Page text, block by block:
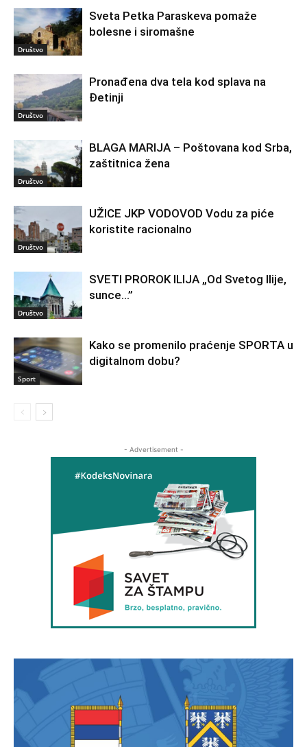
Društvo
Sveta Petka Paraskeva pomaže
bolesne i siromašne
Društvo
Pronađena dva tela kod splava na
Đetinji
Društvo
BLAGA MARIJA – Poštovana kod Srba,
zaštitnica žena
Društvo
UŽICE JKP VODOVOD Vodu za piće
koristite racionalno
Društvo
SVETI PROROK ILIJA „Od Svetog Ilije,
sunce…”
Sport
Kako se promenilo praćenje SPORTA u
digitalnom dobu?
- Advertisement -